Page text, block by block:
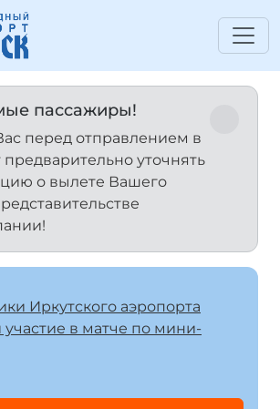
пассажиры!
перед отправлением в
предварительно уточнять
о вылете Вашего
Иркутского аэропорта
в матче по мини-